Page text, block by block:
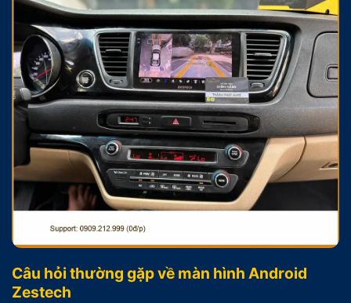
Câu hỏi thường gặp về màn hình Android
Zestech